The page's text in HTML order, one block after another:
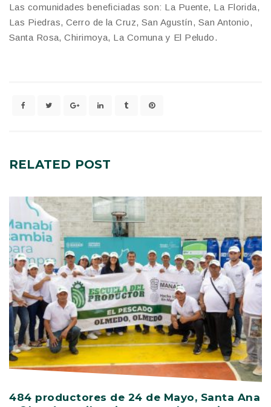
Las comunidades beneficiadas son: La Puente, La Florida,
Las Piedras, Cerro de la Cruz, San Agustín, San Antonio,
Santa Rosa, Chirimoya, La Comuna y El Peludo.
RELATED POST
484 productores de 24 de Mayo, Santa Ana